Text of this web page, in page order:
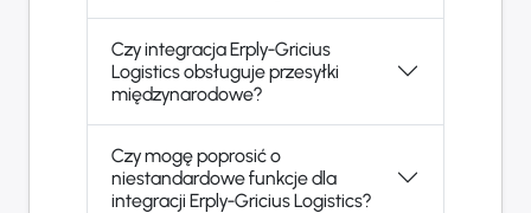
Czy integracja Erply-Gricius
Logistics obsługuje przesyłki
międzynarodowe?
Czy mogę poprosić o
niestandardowe funkcje dla
integracji Erply-Gricius Logistics?